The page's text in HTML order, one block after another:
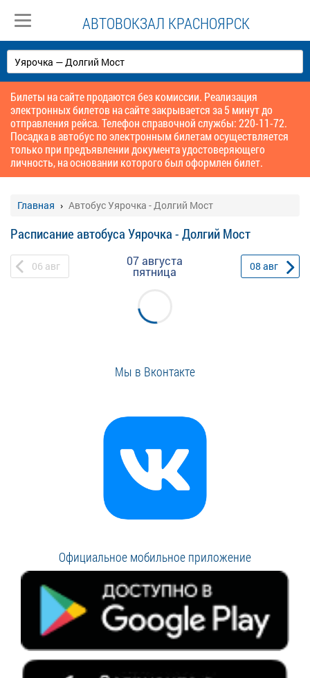
АВТОВОКЗАЛ КРАСНОЯРСК
Билеты на сайте продаются без комиссии. Реализация
электронных билетов на сайте закрывается за 5 минут до
отправления рейса. Телефон справочной службы: 220-11-72.
Посадка в автобус по электронным билетам осуществляется
только при предъявлении документа удостоверяющего
личность, на основании которого был оформлен билет.
Главная Автобус Уярочка - Долгий Мост
Расписание автобуса Уярочка - Долгий Мост
06 авг 07 августа
пятница 08 авг
Мы в Вконтакте
Официальное мобильное приложение